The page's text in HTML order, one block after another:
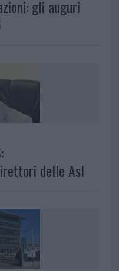
gli auguri
delle Asl